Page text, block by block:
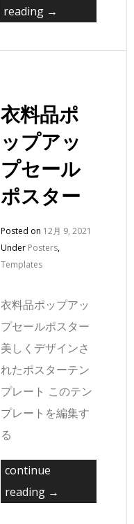
reading →
衣料品ポ
ップアッ
プセール
ポスター
Posted on 12月 9, 2021
Under Posters,
Templates
衣料品ポップアッ
プセールポスター
美しくデザインさ
れたポスターテン
プレート このテン
プレートを編集す
る
continue
reading →